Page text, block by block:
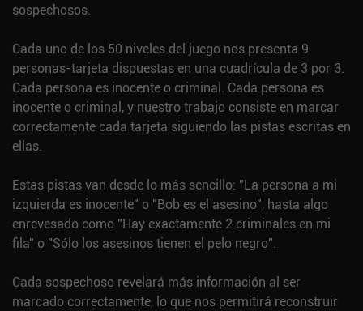
sospechosos.
Cada uno de los 50 niveles del juego nos presenta 9
personas-tarjeta dispuestas en una cuadrícula de 3 por 3.
Cada persona es inocente o criminal. Cada persona es
inocente o criminal, y nuestro trabajo consiste en marcar
correctamente cada tarjeta siguiendo las pistas escritas en
ellas.
Estas pistas van desde lo más sencillo: "La persona a mi
izquierda es inocente" o "Bob es el asesino", hasta algo
enrevesado como "Hay exactamente 2 criminales en mi
fila" o "Sólo los asesinos tienen el pelo negro".
Cada sospechoso revelará más información al ser
marcado correctamente, lo que nos permitirá reconstruir